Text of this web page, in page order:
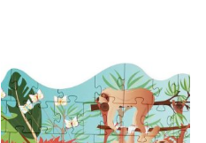
Dodajte
na listu
želja